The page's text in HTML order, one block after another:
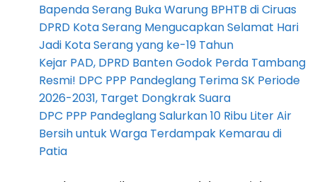
Bapenda Serang Buka Warung BPHTB di Ciruas
DPRD Kota Serang Mengucapkan Selamat Hari
Jadi Kota Serang yang ke-19 Tahun
Kejar PAD, DPRD Banten Godok Perda Tambang
Resmi! DPC PPP Pandeglang Terima SK Periode
2026-2031, Target Dongkrak Suara
DPC PPP Pandeglang Salurkan 10 Ribu Liter Air
Bersih untuk Warga Terdampak Kemarau di
Patia